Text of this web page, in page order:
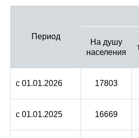
Период
На душу
населения
с 01.01.2026 17803
с 01.01.2025 16669